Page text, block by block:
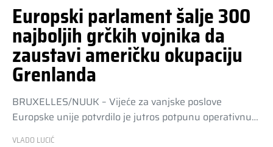
Europski parlament šalje 300
najboljih grčkih vojnika da
zaustavi američku okupaciju
Grenlanda
BRUXELLES/NUUK – Vijeće za vanjske poslove
Europske unije potvrdilo je jutros potpunu operativnu…
VLADO LUCIĆ